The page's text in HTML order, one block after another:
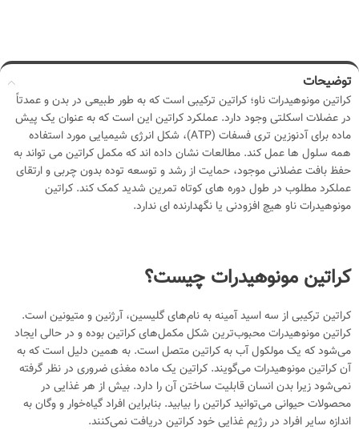
توضیحات
کراتین مونوهیدرات ناو؛ کراتین ترکیبی است که به طور طبیعی در بدن و عمدتاً
در عضلات اسکلتی وجود دارد. عملکرد کراتین این است که به عنوان یک پیش
ماده برای آدنوزین تری فسفات (ATP)، شکل انرژی شیمیایی مورد استفاده
همه سلول ها عمل کند. مطالعات نشان داده اند که مکمل کراتین می تواند به
حفظ بافت عضلانی موجود، حمایت از رشد و توسعه توده بدون چربی و ارتقای
عملکرد مطلوب در طول دوره های کوتاه تمرین شدید کمک کند. کراتین
مونوهیدرات ناو هیچ افزودنی یا نگهدارنده ای ندارد.
کراتین مونوهیدرات چیست؟
کراتین ترکیبی از سه اسید آمینه به نام‌های گلیسین، آرژنین و متیونین است.
کراتین مونوهیدرات محبوب‌ترین شکل مکمل‌های کراتین بوده و در حالی ایجاد
می‌شود که یک مولکول آب به کراتین متصل است. به همین دلیل است که به
آن کراتین مونوهیدرات می‌گویند. کراتین یک ماده مغذی ضروری در نظر گرفته
نمی‌شود زیرا بدن انسان قابلیت ساختن آن را دارد. بیش از هر غذایی در
محصولات حیوانی می‌توانید کراتین را بیابید. بنابراین افراد گیاه‌خوار و وگان به
اندازه سایر افراد در رژیم غذایی خود کراتین دریافت نمی‌کنند.